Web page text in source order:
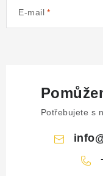
E-mail
Potřebujete s
info